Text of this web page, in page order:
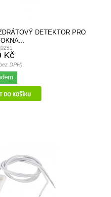
DETEKTOR PRO
Kč
DPH)